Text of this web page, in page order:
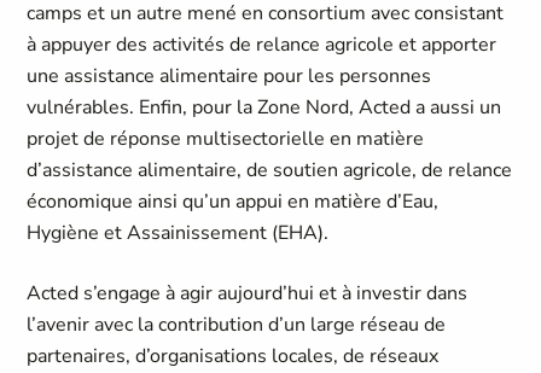
camps et un autre mené en consortium avec consistant
à appuyer des activités de relance agricole et apporter
une assistance alimentaire pour les personnes
vulnérables. Enfin, pour la Zone Nord, Acted a aussi un
projet de réponse multisectorielle en matière
d’assistance alimentaire, de soutien agricole, de relance
économique ainsi qu’un appui en matière d’Eau,
Hygiène et Assainissement (EHA).
Acted s’engage à agir aujourd’hui et à investir dans
l’avenir avec la contribution d’un large réseau de
partenaires, d’organisations locales, de réseaux